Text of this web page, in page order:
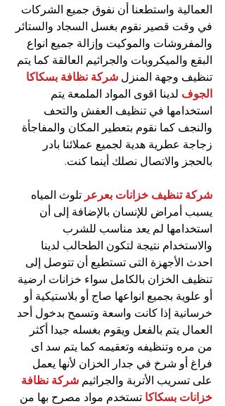
العمالية واستطعنا أن نفوق جميع الشركات
في وقت قصير نقوم بغسل السجاد والستائر
والمفروشات والموكيت وإزالة جميع انواع
البقع والميكروبات والجراثيم العالقة كما يتم
تنظيف وجهة المنزل شركة نظافة بسكاكا
الجوف لدينا اقوى المواد الملمعة يتم
استخدامها في تنظيف العفش والتحف
والنجف كما نقوم بتعطير المكان والمفاجأة
زجاجة عطرية هدية لجميع عملائنا بادر
بالحجز والاتصال نصلك أينما كنت.
شركة تنظيف خزانات بعرعر تلوث المياه
يسبب أمراض للإنسان بالإضافة إلى أن
استخدامها لم يعد مناسب للشرب
والاستخدام نتيجة لتكون الطحالب لدينا
احدث الأجهزة التى تستطيع أن تتوصل إلى
تنظيف الخزان بالكامل سواء خزانات ارضية
أو علوية بجميع انواعها صاج أو بلاستيكية أو
خرسانية إذا كانت واسعة وتسمح بدخول أحد
العمال يتم بالفعل ويقوم بغسله جيدا أكثر
من مره وتنظيفه وتعقيمه كما يتم سد اى
فراغ أو شرخ في جدار الخزان لأنها يعمل
على تسريب الأتربة والجراثيم شركة نظافة
خزانات بسكاكا تستخدم مواد مصرح بها من